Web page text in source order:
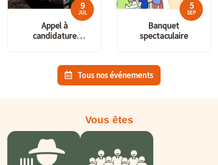
Appel à
candidature
Projet LIFE
SOURCES
9
JUL
Banquet
spectaculaire
5
SEP
Tous nos événements
Vous êtes